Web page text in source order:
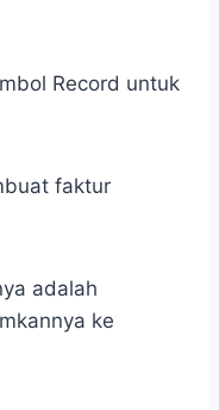
Record untuk
faktur
adalah
ke